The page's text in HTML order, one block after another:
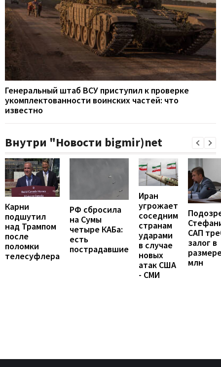
Генеральный штаб ВСУ приступил к проверке
укомплектованности воинских частей: что
известно
Внутри "Новости bigmir)net
Карни
подшутил
над Трампом
после
поломки
телесуфлера
РФ сбросила
на Сумы
четыре КАБа:
есть
пострадавшие
Иран
угрожает
соседним
странам
ударами
в случае
новых
атак США
- СМИ
САП
залог в
млн